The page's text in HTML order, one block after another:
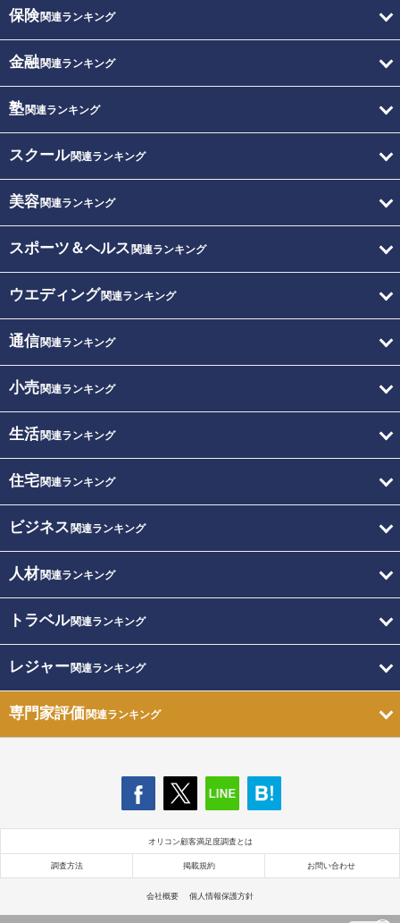
保険関連ランキング
金融関連ランキング
塾関連ランキング
スクール関連ランキング
美容関連ランキング
スポーツ＆ヘルス 関連ランキング
ウエディング関連ランキング
通信関連ランキング
小売関連ランキング
生活関連ランキング
住宅関連ランキング
ビジネス 関連ランキング
人材関連ランキング
トラベル関連ランキング
レジャー関連ランキング
専門家評価関連ランキング
オリコン顧客満足度調査とは
調査方法 掲載規約 お問い合わせ
会社概要 個人情報保護方針